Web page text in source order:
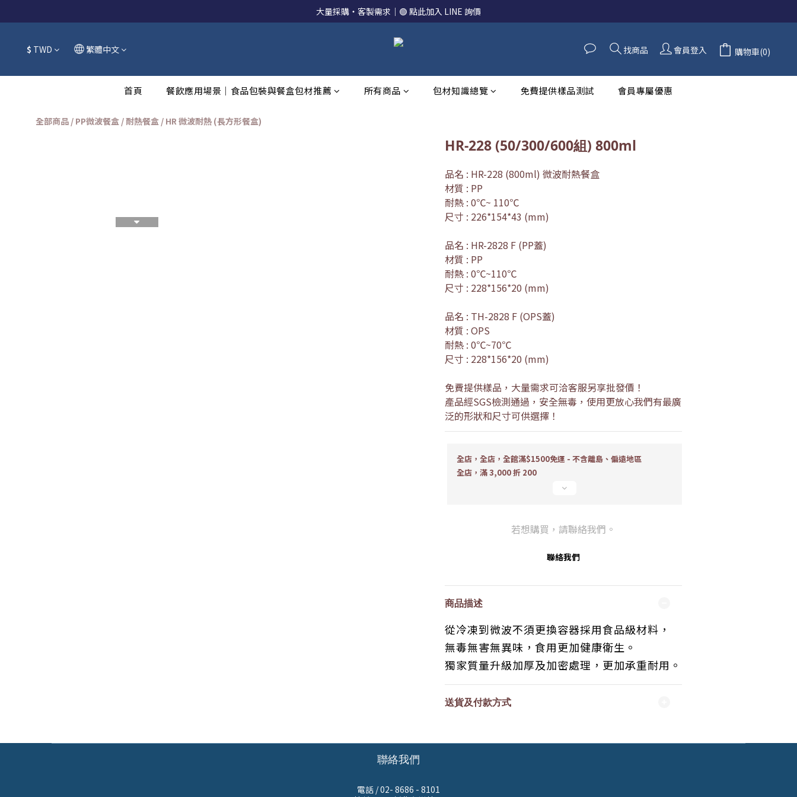
大量採購・客製需求｜🟢 點此加入 LINE 詢價
$ TWD 繁體中文 找商品 會員登入 購物車(0)
首頁 餐飲應用場景｜食品包裝與餐盒包材推薦 所有商品 包材知識總覽 免費提供樣品測試 會員專屬優惠
全部商品 / PP微波餐盒 / 耐熱餐盒 / HR 微波耐熱 (長方形餐盒)
HR-228 (50/300/600組) 800ml
品名 : HR-228 (800ml) 微波耐熱餐盒
材質 : PP
耐熱 : 0℃~ 110℃
尺寸 : 226*154*43 (mm)
品名 : HR-2828 F (PP蓋)
材質 : PP
耐熱 : 0℃~110℃
尺寸 : 228*156*20 (mm)
品名 : TH-2828 F (OPS蓋)
材質 : OPS
耐熱 : 0℃~70℃
尺寸 : 228*156*20 (mm)
免費提供樣品，大量需求可洽客服另享批發價！
產品經SGS檢測通過，安全無毒，使用更放心我們有最廣
泛的形狀和尺寸可供選擇！
全店，全店，全館滿$1500免運 - 不含離島、偏遠地區
全店，滿 3,000 折 200
若想購買，請聯絡我們。
聯絡我們
商品描述
從冷凍到微波不須更換容器採用食品級材料，
無毒無害無異味，食用更加健康衛生。
獨家質量升級加厚及加密處理，更加承重耐用。
送貨及付款方式
聯絡我們
電話 / 02- 8686 - 8101